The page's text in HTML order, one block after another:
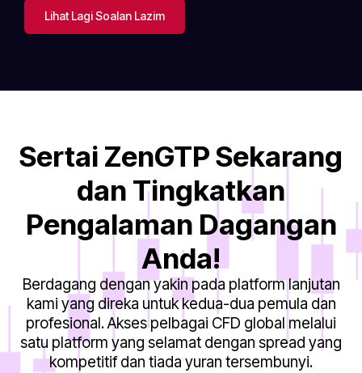
Lihat Lagi Soalan Lazim
Sertai ZenGTP Sekarang
dan Tingkatkan
Pengalaman Dagangan
Anda!
Berdagang dengan yakin pada platform lanjutan
kami yang direka untuk kedua-dua pemula dan
profesional. Akses pelbagai CFD global melalui
satu platform yang selamat dengan spread yang
kompetitif dan tiada yuran tersembunyi.